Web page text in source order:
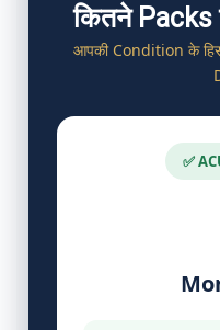
कितने Packs
आपकी Condition के
✅